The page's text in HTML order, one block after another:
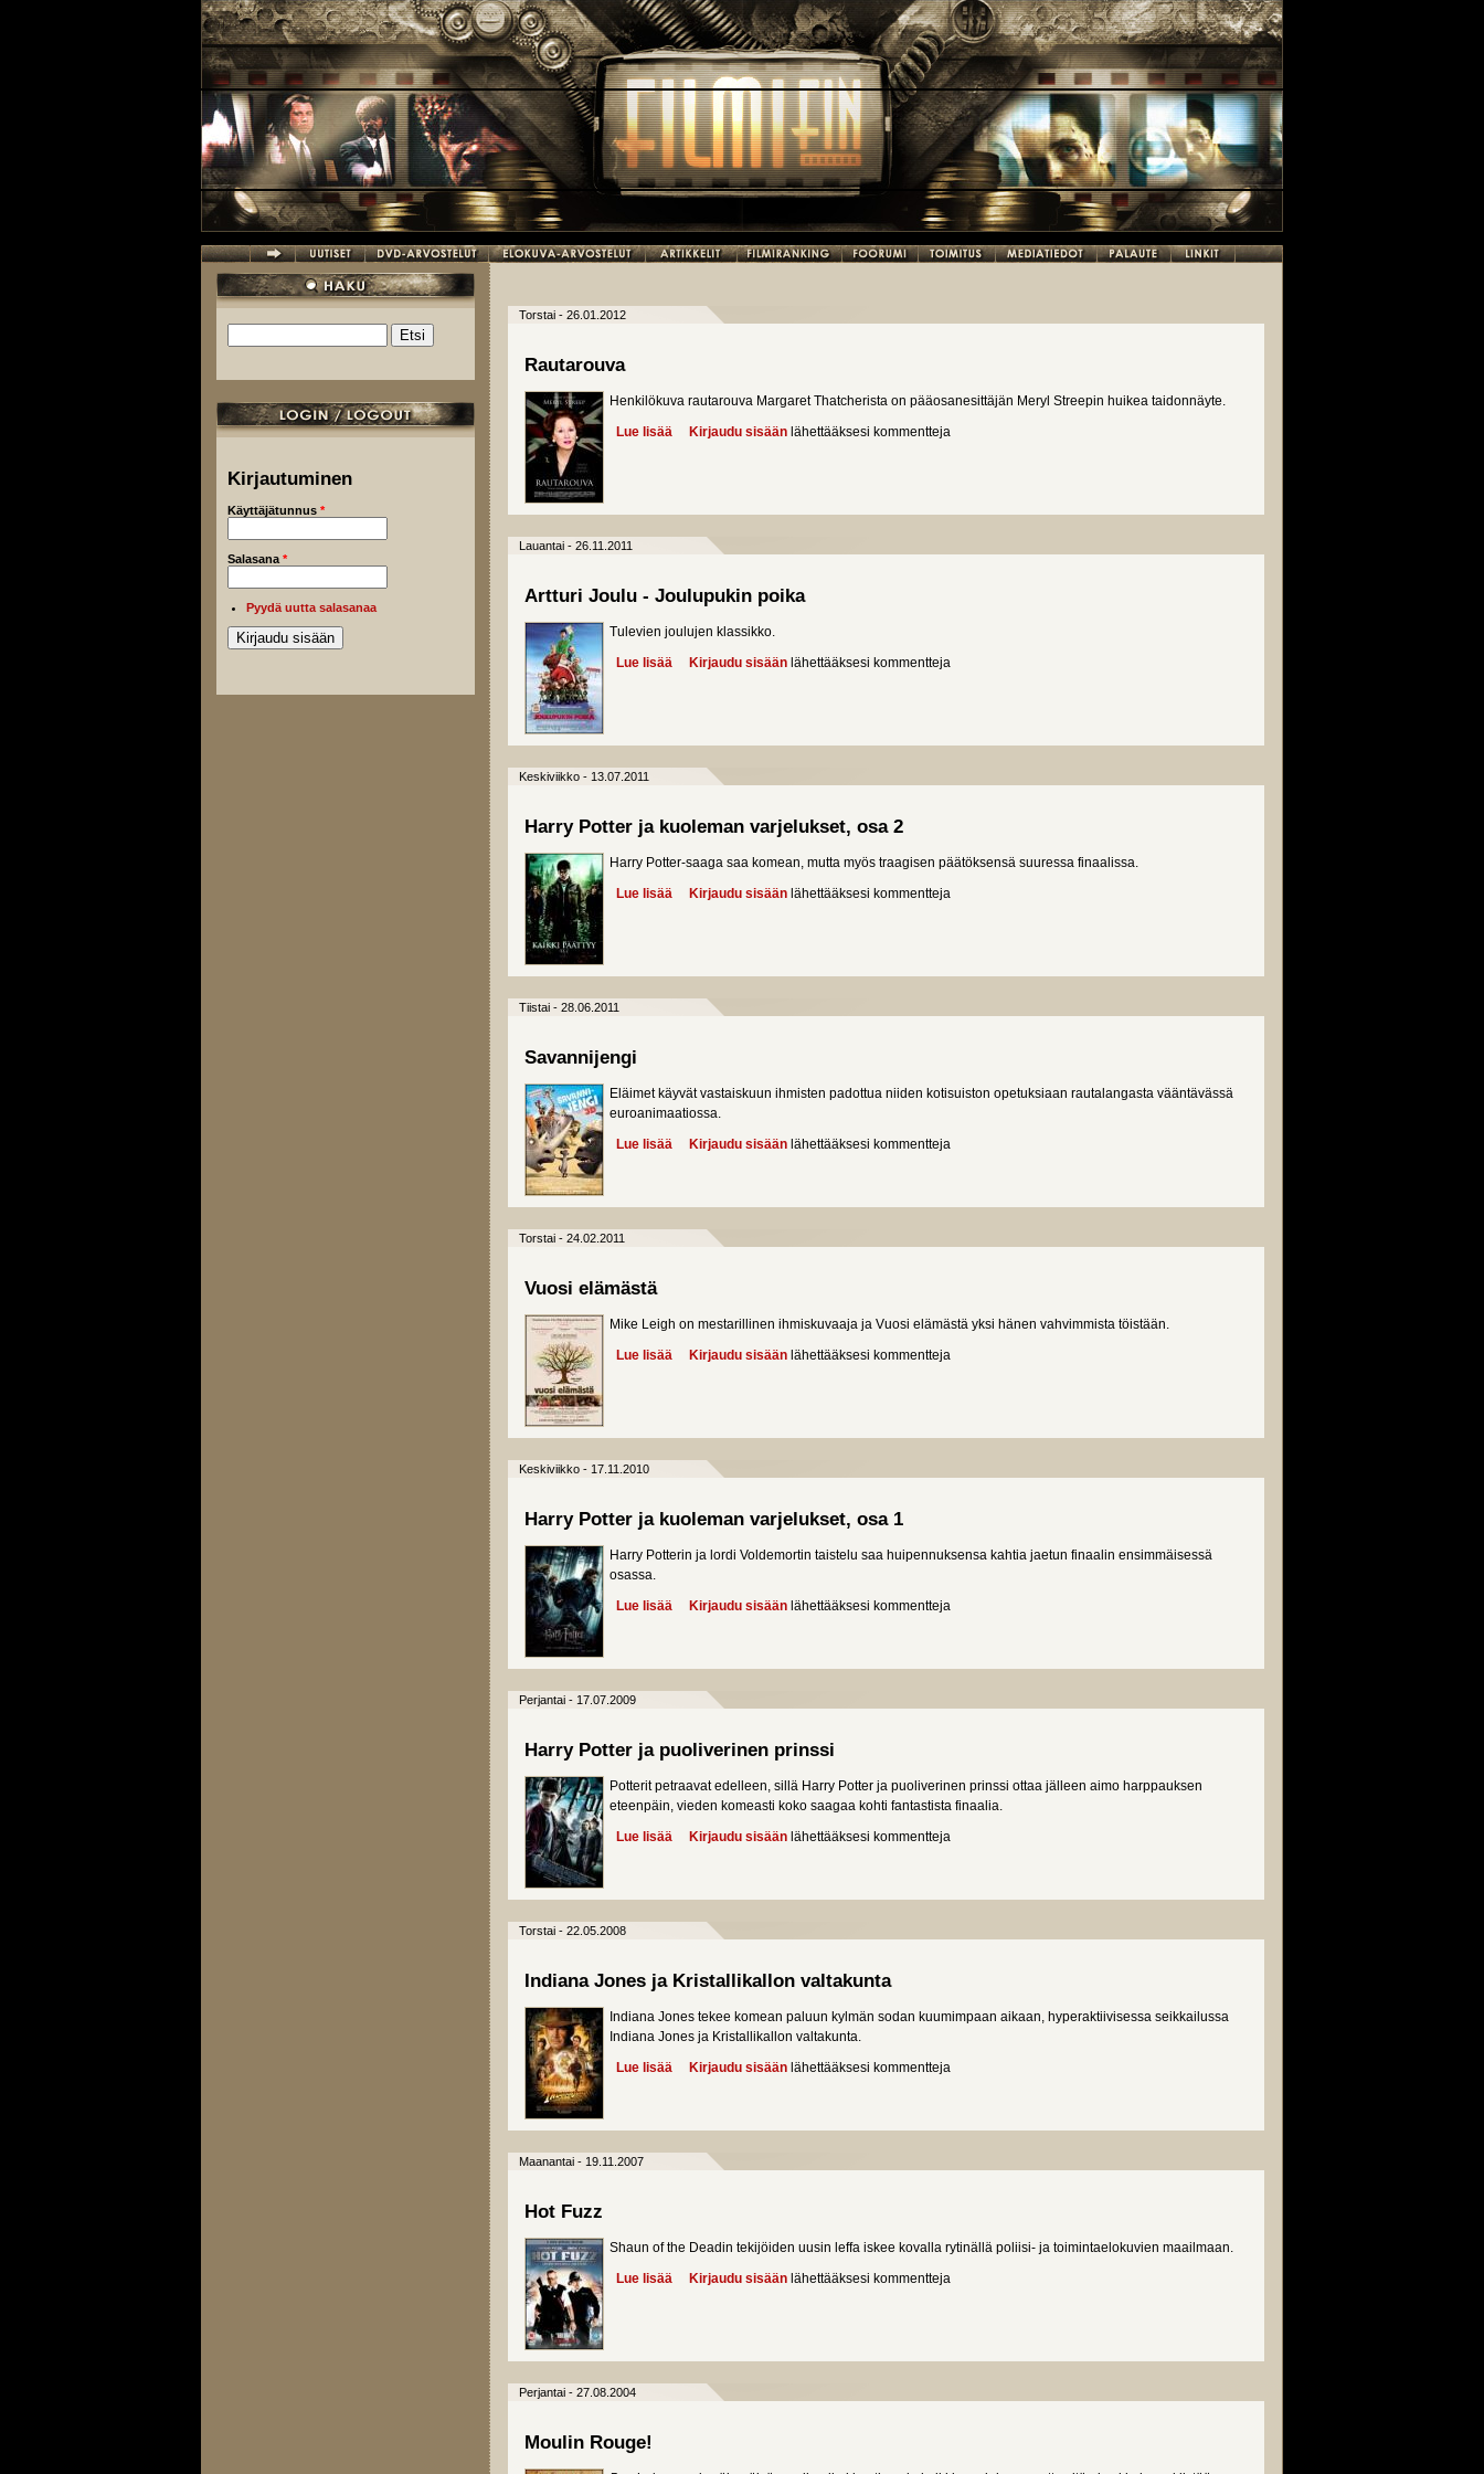
Hakulomake
Kirjautuminen
Käyttäjätunnus *
Salasana *
Pyydä uutta salasanaa
Torstai - 26.01.2012
Rautarouva
Henkilökuva rautarouva Margaret Thatcherista on pääosanesittäjän Meryl Streepin huikea taidonnäyte.
Lue lisää about Rautarouva
Kirjaudu sisään lähettääksesi kommentteja
Lauantai - 26.11.2011
Artturi Joulu - Joulupukin poika
Tulevien joulujen klassikko.
Lue lisää about Artturi Joulu - Joulupukin poika
Kirjaudu sisään lähettääksesi kommentteja
Keskiviikko - 13.07.2011
Harry Potter ja kuoleman varjelukset, osa 2
Harry Potter-saaga saa komean, mutta myös traagisen päätöksensä suuressa finaalissa.
Lue lisää about Harry Potter ja kuoleman varjelukset, osa 2
Kirjaudu sisään lähettääksesi kommentteja
Tiistai - 28.06.2011
Savannijengi
Eläimet käyvät vastaiskuun ihmisten padottua niiden kotisuiston opetuksiaan rautalangasta vääntävässä
euroanimaatiossa.
Lue lisää about Savannijengi
Kirjaudu sisään lähettääksesi kommentteja
Torstai - 24.02.2011
Vuosi elämästä
Mike Leigh on mestarillinen ihmiskuvaaja ja Vuosi elämästä yksi hänen vahvimmista töistään.
Lue lisää about Vuosi elämästä
Kirjaudu sisään lähettääksesi kommentteja
Keskiviikko - 17.11.2010
Harry Potter ja kuoleman varjelukset, osa 1
Harry Potterin ja lordi Voldemortin taistelu saa huipennuksensa kahtia jaetun finaalin ensimmäisessä
osassa.
Lue lisää about Harry Potter ja kuoleman varjelukset, osa 1
Kirjaudu sisään lähettääksesi kommentteja
Perjantai - 17.07.2009
Harry Potter ja puoliverinen prinssi
Potterit petraavat edelleen, sillä Harry Potter ja puoliverinen prinssi ottaa jälleen aimo harppauksen
eteenpäin, vieden komeasti koko saagaa kohti fantastista finaalia.
Lue lisää about Harry Potter ja puoliverinen prinssi
Kirjaudu sisään lähettääksesi kommentteja
Torstai - 22.05.2008
Indiana Jones ja Kristallikallon valtakunta
Indiana Jones tekee komean paluun kylmän sodan kuumimpaan aikaan, hyperaktiivisessa seikkailussa
Indiana Jones ja Kristallikallon valtakunta.
Lue lisää about Indiana Jones ja Kristallikallon valtakunta
Kirjaudu sisään lähettääksesi kommentteja
Maanantai - 19.11.2007
Hot Fuzz
Shaun of the Deadin tekijöiden uusin leffa iskee kovalla rytinällä poliisi- ja toimintaelokuvien maailmaan.
Lue lisää about Hot Fuzz
Kirjaudu sisään lähettääksesi kommentteja
Perjantai - 27.08.2004
Moulin Rouge!